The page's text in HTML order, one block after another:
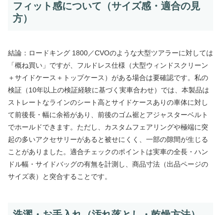
フィット感について（サイズ感・適合の見
方）
結論：ロードキング 1800／CVOのような大型ツアラーに対しては
「概ね買い」ですが、フルドレス仕様（大型ウィンドスクリーン
＋サイドケース＋トップケース）がある場合は要確認です。私の
検証（10年以上の検証経験に基づく実車合わせ）では、本製品は
ストレートなラインのシート高とサイドケースありの車体に対し
て前後長・幅に余裕があり、前後のゴム裾とアジャスターベルト
でホールドできます。ただし、カスタムフェアリングや極端に突
起の多いアクセサリーがあると被せにくく、一部の隙間が生じる
ことがありました。適合チェックのポイントは実車の全長・ハン
ドル幅・サイドバッグの有無を計測し、商品寸法（出品ページの
サイズ表）と突合することです。